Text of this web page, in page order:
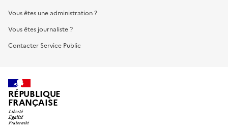
Vous êtes une administration ?
Vous êtes journaliste ?
Contacter Service Public
RÉPUBLIQUE
FRANÇAISE